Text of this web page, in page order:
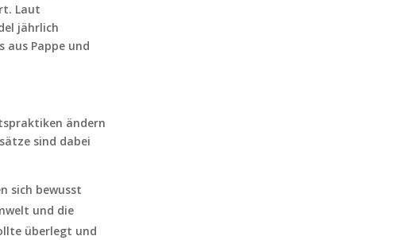
Laut
jährlich
aus Pappe und
ändern
sind dabei
sich bewusst
und die
überlegt und